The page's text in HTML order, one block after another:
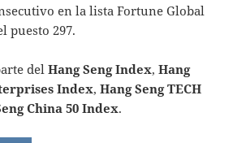
en la lista Fortune Global
puesto 297.
delHang Seng Index,Hang
Index,Hang Seng TECH
China 50 Index.